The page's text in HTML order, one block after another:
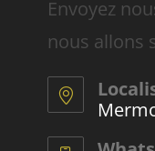
Envoyez
nous allons